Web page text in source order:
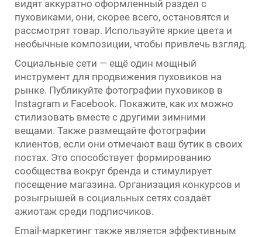
видят аккуратно оформленный раздел с
пуховиками, они, скорее всего, остановятся и
рассмотрят товар. Используйте яркие цвета и
необычные композиции, чтобы привлечь взгляд.
Социальные сети — ещё один мощный
инструмент для продвижения пуховиков на
рынке. Публикуйте фотографии пуховиков в
Instagram и Facebook. Покажите, как их можно
стилизовать вместе с другими зимними
вещами. Также размещайте фотографии
клиентов, если они отмечают ваш бутик в своих
постах. Это способствует формированию
сообщества вокруг бренда и стимулирует
посещение магазина. Организация конкурсов и
розыгрышей в социальных сетях создаёт
ажиотаж среди подписчиков.
Email-маркетинг также является эффективным